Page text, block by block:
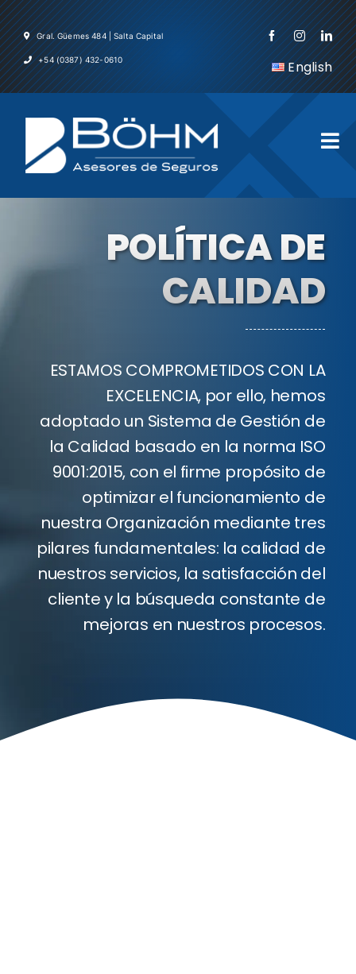
Skip
to
content
Gral. Güemes 484 | Salta Capital
+54 (0387) 432-0610 English
La
Blog
POLÍTICA DE
CALIDAD
ESTAMOS COMPROMETIDOS CON LA
EXCELENCIA, por ello, hemos
adoptado un Sistema de Gestión de
la Calidad basado en la norma ISO
9001:2015, con el firme propósito de
optimizar el funcionamiento de
nuestra Organización mediante tres
pilares fundamentales: la calidad de
nuestros servicios, la satisfacción del
cliente y la búsqueda constante de
mejoras en nuestros procesos.